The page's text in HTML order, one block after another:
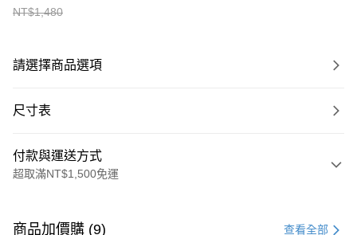
NT$1,480
請選擇商品選項
尺寸表
付款與運送方式
超取滿NT$1,500免運
信用卡一次付款
商品加價購 (9) 查看全部